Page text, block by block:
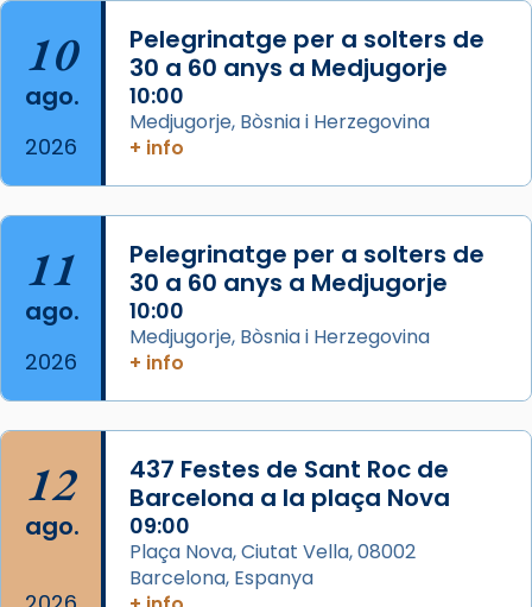
Arquebisbat de Barcelona
2 weeks ago
Memòria de les santes Juliana i
Acompanyant la història de sant Cugat, a
partir de l’Edat Mitjana sorgeix la tradició
que les santes Juliana (“relatiu a Júlia”) i
Semproniana (“relatiu a Semprònia =
eterna”) són deixebles seves. I l’any 1667, el
frare Joan Gaspar Roig, afirma en una obra
que les santes són filles de l’antiga Iluro.
Mataró en reivindicarà les relíq
Foto
View on Facebook · Share
10
ago.
2026
Pelegrinatge per a solters de
30 a 60 anys a Medjugorje
10:00
Medjugorje, Bòsnia i Herzegovina
+ info
11
ago.
2026
Pelegrinatge per a solters de
30 a 60 anys a Medjugorje
10:00
Medjugorje, Bòsnia i Herzegovina
+ info
12
ago.
437 Festes de Sant Roc de
Barcelona a la plaça Nova
09:00
Plaça Nova, Ciutat Vella, 08002
Barcelona, Espanya